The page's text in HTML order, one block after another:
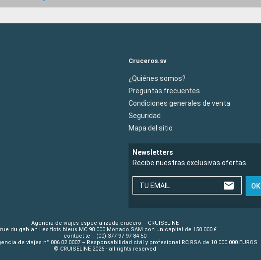
Cruceros.sv
¿Quiénes somos?
Preguntas frecuentes
Condiciones generales de venta
Seguridad
Mapa del sitio
Newsletters
Recibe nuestras exclusivas ofertas
TU EMAIL OK
Agencia de viajes especializada crucero – CRUISELINE
rue du gabian Les flots bleus MC 98 000 Monaco SAM con un capital de 150 000 €
contact tel : (00) 377 97 97 84 50
de viajes n° 006 02 0007 – Responsabilidad civil y profesional RC RSA de 10 000 000 EUROS
© CRUISELINE 2026 - all rights reserved